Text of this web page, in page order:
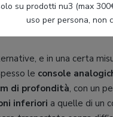
e in una certa
le console
di profondità, con un
inferiori a quelle di un
su prodotti nu3 (max
uso per persona, non